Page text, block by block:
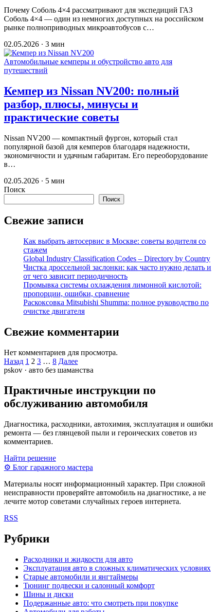
Почему Соболь 4×4 рассматривают для экспедиций ГАЗ
Соболь 4×4 — один из немногих доступных на российском
рынке полноприводных микроавтобусов с…
02.05.2026 · 3 мин
Автомобильные кемперы и обустройство авто для
путешествий
Кемпер из Nissan NV200: полный
разбор, плюсы, минусы и
практические советы
Nissan NV200 — компактный фургон, который стал
популярной базой для кемперов благодаря надежности,
экономичности и удачным габаритам. Его переоборудование
в…
02.05.2026 · 5 мин
Поиск
Поиск
Свежие записи
Как выбрать автосервис в Москве: советы водителя со
стажем
Global Industry Classification Codes – Directory by Country
Чистка дроссельной заслонки: как часто нужно делать и
от чего зависит периодичность
Промывка системы охлаждения лимонной кислотой:
пропорции, ошибки, сравнение
Раскоксовка Mitsubishi Shumma: полное руководство по
очистке двигателя
Свежие комментарии
Нет комментариев для просмотра.
Пагинация
записей
Назад 1 2 3 … 8 Далее
pskov · авто без шаманства
Практичные инструкции по
обслуживанию автомобиля
Диагностика, расходники, автохимия, эксплуатация и ошибки
ремонта — без глянцевой пыли и героических советов из
комментариев.
Найти решение
⚙ Блог гаражного мастера
Материалы носят информационный характер. При сложной
неисправности проверяйте автомобиль на диагностике, а не
лечите мотор советами случайных героев интернета.
RSS
Рубрики
Расходники и жидкости для авто
Эксплуатация авто в сложных климатических условиях
Старые автомобили и янгтаймеры
Тюнинг подвески и салонный комфорт
Шины и диски
Подержанные авто: что смотреть при покупке